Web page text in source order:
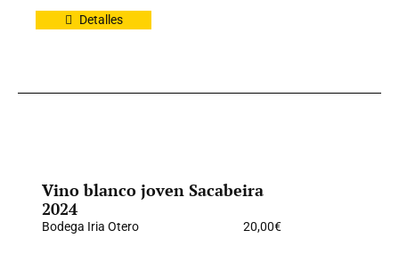
Detalles
Vino blanco joven Sacabeira
2024
Bodega Iria Otero 20,00€